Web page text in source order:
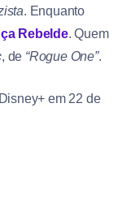
. Enquanto
Rebelde. Quem
, de “Rogue One”.
em 22 de